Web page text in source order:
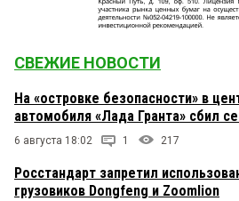
СВЕЖИЕ НОВОСТИ
На «островке безопасности» в
автомобиля «Лада Гранта» сбил
6 августа 18:02 1 217
Росстандарт запретил
грузовиков Dongfeng и Zoomlion